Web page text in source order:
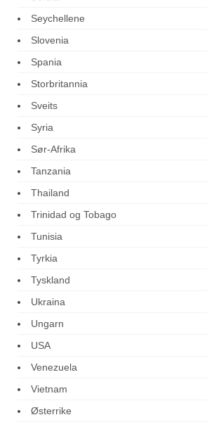
Seychellene
Slovenia
Spania
Storbritannia
Sveits
Syria
Sør-Afrika
Tanzania
Thailand
Trinidad og Tobago
Tunisia
Tyrkia
Tyskland
Ukraina
Ungarn
USA
Venezuela
Vietnam
Østerrike